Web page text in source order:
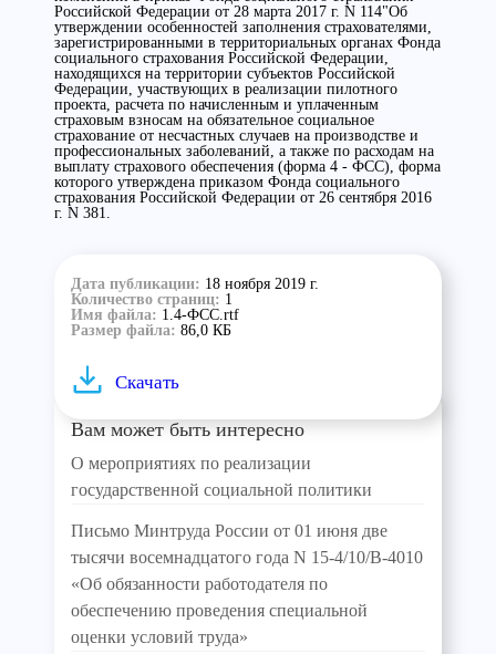
Российской Федерации от 28 марта 2017 г. N 114"Об
утверждении особенностей заполнения страхователями,
зарегистрированными в территориальных органах Фонда
социального страхования Российской Федерации,
находящихся на территории субъектов Российской
Федерации, участвующих в реализации пилотного
проекта, расчета по начисленным и уплаченным
страховым взносам на обязательное социальное
страхование от несчастных случаев на производстве и
профессиональных заболеваний, а также по расходам на
выплату страхового обеспечения (форма 4 - ФСС), форма
которого утверждена приказом Фонда социального
страхования Российской Федерации от 26 сентября 2016
г. N 381.
Дата публикации: 18 ноября 2019 г.
Количество страниц: 1
Имя файла: 1.4-ФСС.rtf
Размер файла: 86,0 КБ
Скачать
Вам может быть интересно
О мероприятиях по реализации
государственной социальной политики
Письмо Минтруда России от 01 июня две
тысячи восемнадцатого года N 15-4/10/В-4010
«Об обязанности работодателя по
обеспечению проведения специальной
оценки условий труда»